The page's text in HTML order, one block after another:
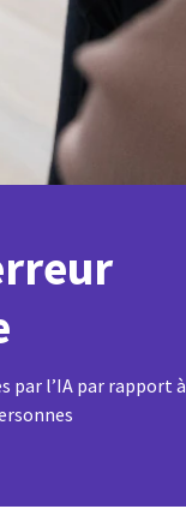
par l’IA par rapport à